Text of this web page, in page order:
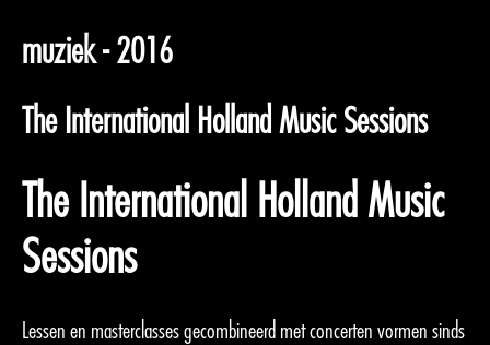
muziek - 2016
The International Holland Music Sessions
The International Holland Music
Sessions
Lessen en masterclasses gecombineerd met concerten vormen sinds